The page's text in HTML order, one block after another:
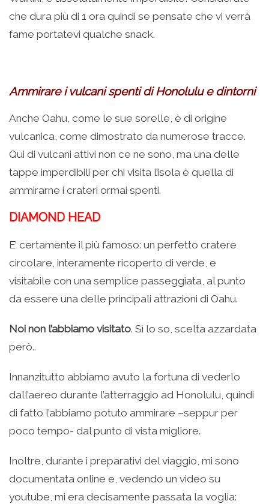
che dura più di 1 ora quindi se pensate che vi verrà
fame portatevi qualche snack.
Ammirare i vulcani spenti di Honolulu e dintorni
Anche Oahu, come le sue sorelle, è di origine
vulcanica, come dimostrato da numerose tracce.
Qui di vulcani attivi non ce ne sono, ma una delle
tappe imperdibili per chi visita l’isola è quella di
ammirarne i crateri ormai spenti.
DIAMOND HEAD
E’ certamente il più famoso: un perfetto cratere
circolare, interamente ricoperto di verde, e
visitabile con una semplice passeggiata, al punto
da essere una delle principali attrazioni di Oahu.
Noi non l’abbiamo visitato. Sì lo so, scelta azzardata
però..
Innanzitutto abbiamo avuto la fortuna di vederlo
dall’aereo durante l’atterraggio ad Honolulu, quindi
di fatto l’abbiamo potuto ammirare –seppur per
poco tempo- dal punto di vista migliore.
Inoltre, durante i preparativi del viaggio, mi sono
documentata online e, vedendo un video su
youtube, mi era decisamente passata la voglia: